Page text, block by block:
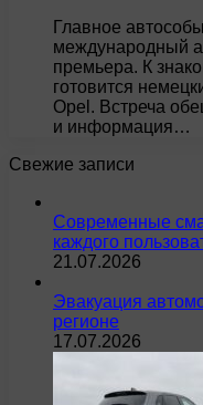
Главное
международный
премьера. К
готовится
Opel. Встреча
и информация…
Свежие записи
Современные
каждого
21.07.2026
Эвакуация
регионе
17.07.2026